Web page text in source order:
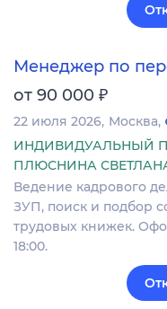
Менеджер по
от 90 000 ₽
22 июля 2026 Москва
ИНДИВИДУАЛЬНЫЙ
ПЛЮСНИНА
Ведение кадрового
ЗУП, поиск и подбор
трудовых книжек.
18:00.